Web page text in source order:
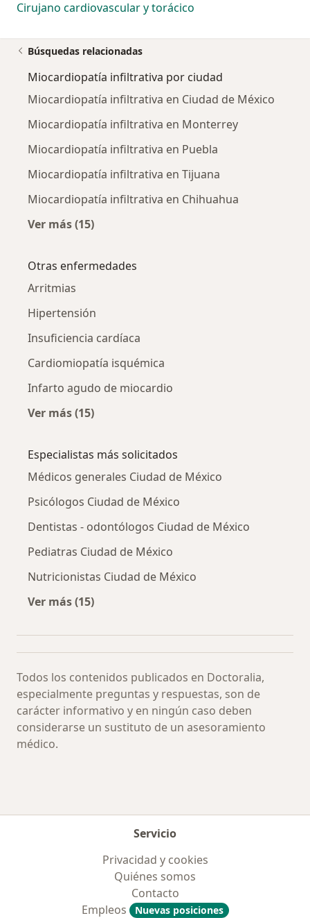
Cirujano cardiovascular y torácico
Búsquedas relacionadas
Miocardiopatía infiltrativa por ciudad
Miocardiopatía infiltrativa en Ciudad de México
Miocardiopatía infiltrativa en Monterrey
Miocardiopatía infiltrativa en Puebla
Miocardiopatía infiltrativa en Tijuana
Miocardiopatía infiltrativa en Chihuahua
Ver más (15)
Otras enfermedades
Arritmias
Hipertensión
Insuficiencia cardíaca
Cardiomiopatía isquémica
Infarto agudo de miocardio
Ver más (15)
Especialistas más solicitados
Médicos generales Ciudad de México
Psicólogos Ciudad de México
Dentistas - odontólogos Ciudad de México
Pediatras Ciudad de México
Nutricionistas Ciudad de México
Ver más (15)
Todos los contenidos publicados en Doctoralia,
especialmente preguntas y respuestas, son de
carácter informativo y en ningún caso deben
considerarse un sustituto de un asesoramiento
médico.
Servicio
Privacidad y cookies
Quiénes somos
Contacto
Empleos
Nuevas posiciones